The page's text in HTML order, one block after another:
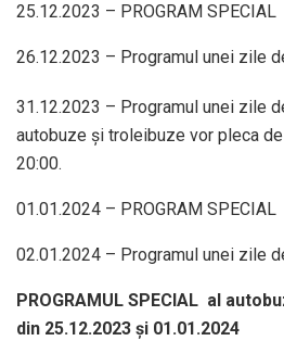
25.12.2023 – PROGRAM SPECIAL
26.12.2023 – Programul unei zile
31.12.2023 – Programul unei zile
autobuze şi troleibuze vor pleca
20:00.
01.01.2024 – PROGRAM SPECIAL
02.01.2024 – Programul unei zile
PROGRAMUL SPECIAL al
din 25.12.2023 și 01.01.2024